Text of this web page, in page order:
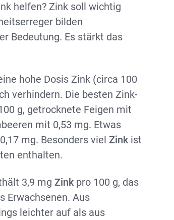
helfen? Zink soll wichtig
bilden
Bedeutung. Es stärkt das
hohe Dosis Zink (circa 100
verhindern. Die besten Zink-
g, getrocknete Feigen mit
mit 0,53 mg. Etwas
mg. Besonders viel Zinkist
enthalten.
3,9 mg Zinkpro 100 g, das
Erwachsenen. Aus
leichter auf als aus